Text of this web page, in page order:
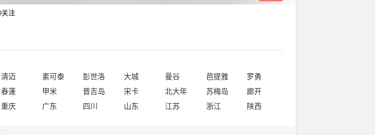
关注
清迈 素可泰 彭世洛 大城 曼谷 芭提雅
罗勇
春蓬 甲米 普吉岛 宋卡 北大年 苏梅岛
廊开
重庆 广东 四川 山东 江苏 浙江 陕西